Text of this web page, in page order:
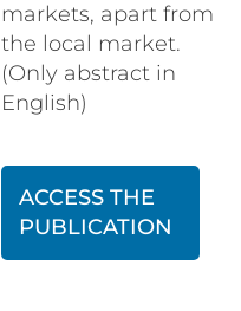
markets, apart from
the local market.
(Only abstract in
English)
ACCESS THE
PUBLICATION